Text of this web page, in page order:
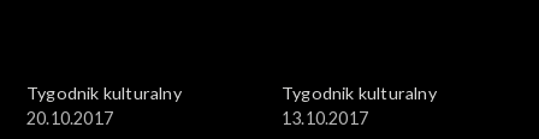
Tygodnik kulturalny
20.10.2017
Tygodnik kulturalny
13.10.2017